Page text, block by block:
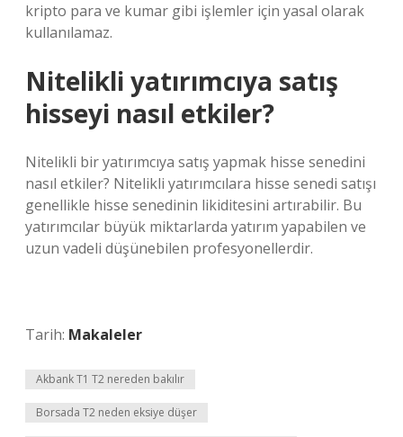
kripto para ve kumar gibi işlemler için yasal olarak
kullanılamaz.
Nitelikli yatırımcıya satış
hisseyi nasıl etkiler?
Nitelikli bir yatırımcıya satış yapmak hisse senedini
nasıl etkiler? Nitelikli yatırımcılara hisse senedi satışı
genellikle hisse senedinin likiditesini artırabilir. Bu
yatırımcılar büyük miktarlarda yatırım yapabilen ve
uzun vadeli düşünebilen profesyonellerdir.
Tarih: Makaleler
Akbank T1 T2 nereden bakılır
Borsada T2 neden eksiye düşer